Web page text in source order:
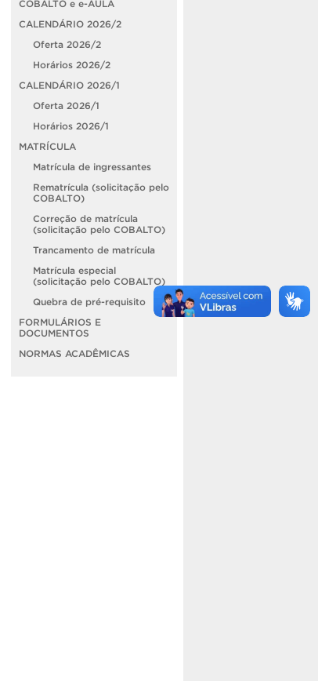
COBALTO e e-AULA
CALENDÁRIO 2026/2
Oferta 2026/2
Horários 2026/2
CALENDÁRIO 2026/1
Oferta 2026/1
Horários 2026/1
MATRÍCULA
Matrícula de ingressantes
Rematrícula (solicitação pelo
COBALTO)
Correção de matrícula
(solicitação pelo COBALTO)
Trancamento de matrícula
Matrícula especial
(solicitação pelo COBALTO)
Quebra de pré-requisito
FORMULÁRIOS E
DOCUMENTOS
NORMAS ACADÊMICAS